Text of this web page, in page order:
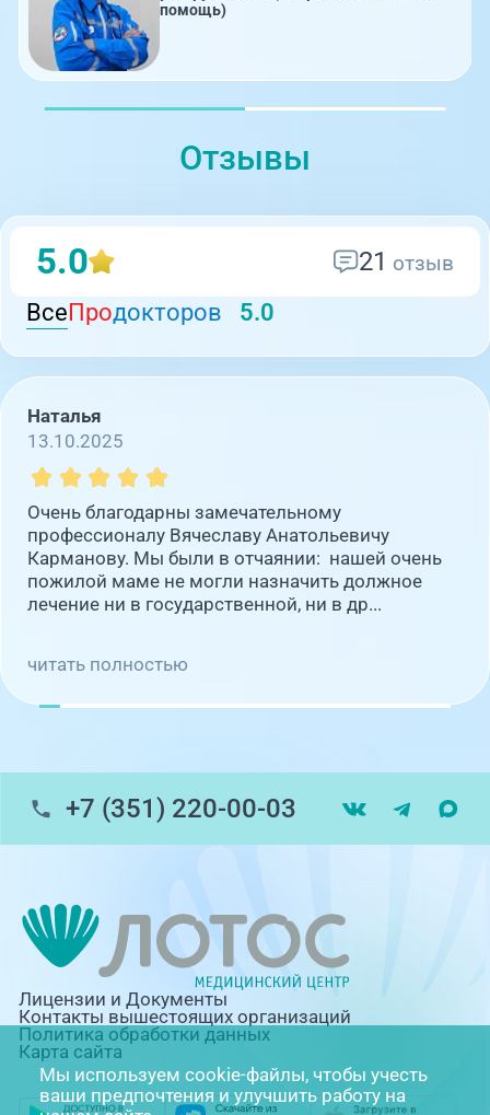
помощь)
Отзывы
5.0 21 отзыв
Все Продокторов 5.0
Наталья
13.10.2025
Очень благодарны замечательному
профессионалу Вячеславу Анатольевичу
Карманову. Мы были в отчаянии: нашей очень
пожилой маме не могли назначить должное
лечение ни в государственной, ни в др...
читать полностью
+7 (351) 220-00-03
Лицензии и Документы
Контакты вышестоящих организаций
Политика обработки данных
Карта сайта
Мы используем cookie-файлы, чтобы учесть
ваши предпочтения и улучшить работу на